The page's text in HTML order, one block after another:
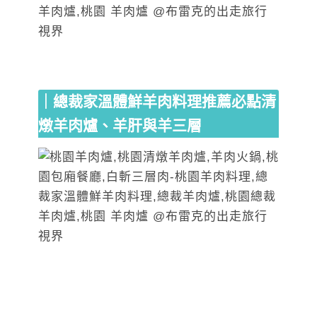
｜總裁家溫體鮮羊肉料理推薦必點清
燉羊肉爐、羊肝與羊三層